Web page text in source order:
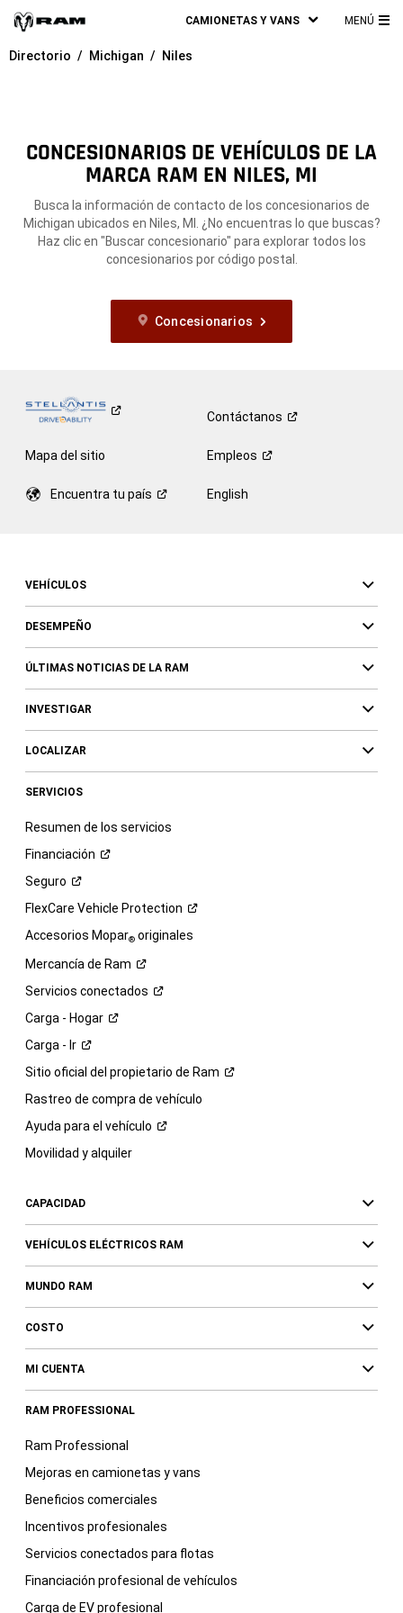
CAMIONETAS Y VANS MENÚ
Directorio Michigan Niles
CONCESIONARIOS DE VEHÍCULOS DE LA
MARCA RAM EN NILES, MI
Busca la información de contacto de los concesionarios de
Michigan ubicados en Niles, MI. ¿No encuentras lo que buscas?
Haz clic en "Buscar concesionario" para explorar todos los
concesionarios por código postal.
Concesionarios
Contáctanos
Mapa del sitio Empleos
Encuentra tu país English
VEHÍCULOS
DESEMPEÑO
ÚLTIMAS NOTICIAS DE LA RAM
INVESTIGAR
LOCALIZAR
SERVICIOS
Resumen de los servicios
Financiación
Seguro
FlexCare Vehicle Protection
Accesorios Mopar®originales
Mercancía de Ram
Servicios conectados
Carga - Hogar
Carga - Ir
Sitio oficial del propietario de Ram
Rastreo de compra de vehículo
Ayuda para el vehículo
Movilidad y alquiler
CAPACIDAD
VEHÍCULOS ELÉCTRICOS RAM
MUNDO RAM
COSTO
MI CUENTA
RAM PROFESSIONAL
Ram Professional
Mejoras en camionetas y vans
Beneficios comerciales
Incentivos profesionales
Servicios conectados para flotas
Financiación profesional de vehículos
Carga de EV profesional